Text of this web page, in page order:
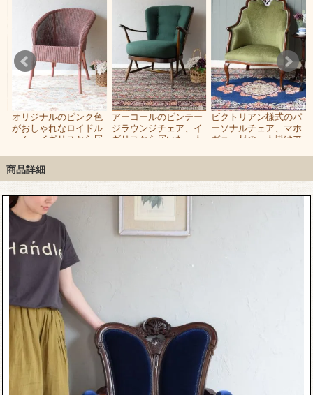
オリジナルのピンク色
がおしゃれなロイドル
ーム、イギリスから届
ドルーム
アーコールのビンテー
ジラウンジチェア、イ
ギリスから届いた一人
ビクトリアン様式のパ
ーソナルチェア、マホ
ガニー材の一人掛けア
商品詳細